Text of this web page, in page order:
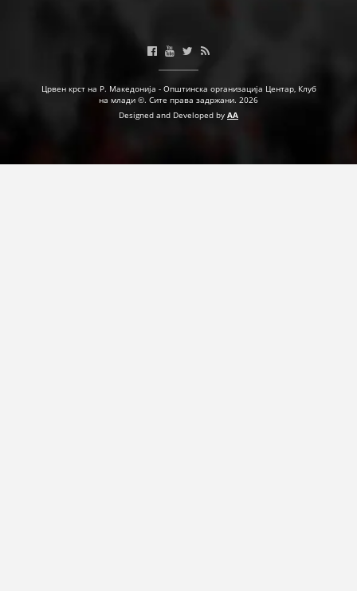
ПРЕЗЕНТАЦИИ
Црвен крст на Р. Македонија - Општинска организација Центар, Клуб
на млади ©. Сите права задржани. 2026
Designed and Developed by AA